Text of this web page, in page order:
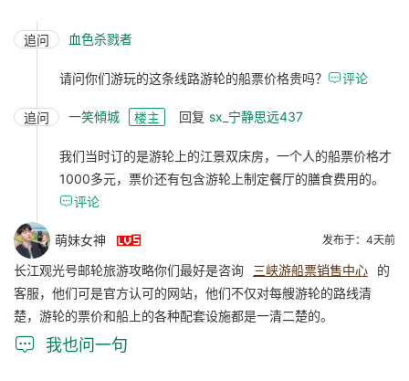
追问 血色杀戮者
请问你们游玩的这条线路游轮的船票价格贵吗？ 评论
追问 一笑傾城 楼主 回复 sx_宁静思远437
我们当时订的是游轮上的江景双床房，一个人的船票价格才
1000多元，票价还有包含游轮上制定餐厅的膳食费用的。
评论
萌妹女神  发布于：4天前
长江观光号邮轮旅游攻略你们最好是咨询 三峡游船票销售中心
的
客服，他们可是官方认可的网站，他们不仅对每艘游轮的路线清
楚，游轮的票价和船上的各种配套设施都是一清二楚的。
 我也问一句